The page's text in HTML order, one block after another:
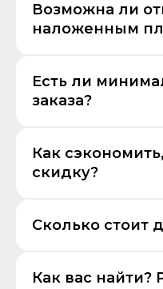
Возможна ли
наложенным
Есть ли
заказа?
Как
скидку?
Сколько стоит
Как вас